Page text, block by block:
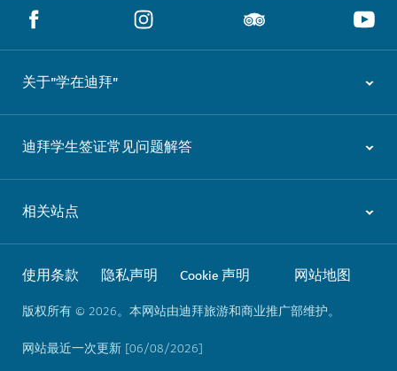
关于"学在迪拜"
迪拜学生签证常见问题解答
相关站点
使用条款 隐私声明 Cookie 声明 网站地图
版权所有 © 2026。本网站由迪拜旅游和商业推广部维护。
网站最近一次更新 [06/08/2026]